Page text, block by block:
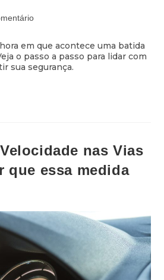
em que acontece uma batida
o passo a passo para lidar com
sua segurança.
nas Vias
que essa medida